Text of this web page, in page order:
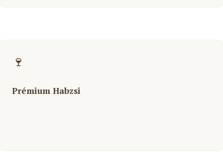
🍷
Prémium Habzsi